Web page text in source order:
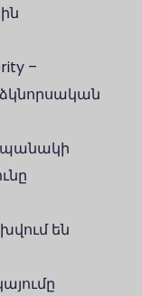
–
են